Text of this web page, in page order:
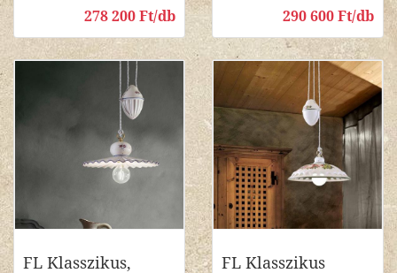
278 200 Ft/db 290 600 Ft/db
FL Klasszikus,
FL Klasszikus